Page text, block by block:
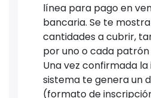
línea para pago en
bancaria. Se te
cantidades a cubrir,
por uno o cada patrón
Una vez confirmada
sistema te genera un
(formato de